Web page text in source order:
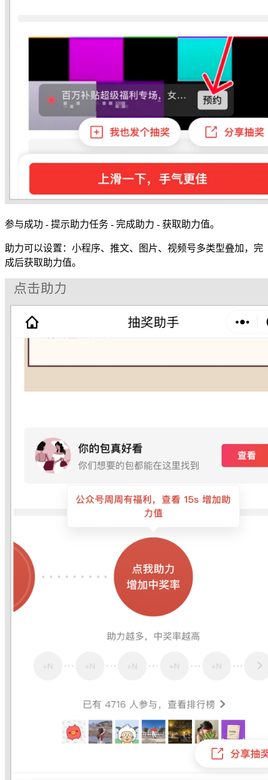
参与成功 - 提示助力任务 - 完成助力 - 获取助力值。
助力可以设置：小程序、推文、图片、视频号多类型叠加，完
成后获取助力值。